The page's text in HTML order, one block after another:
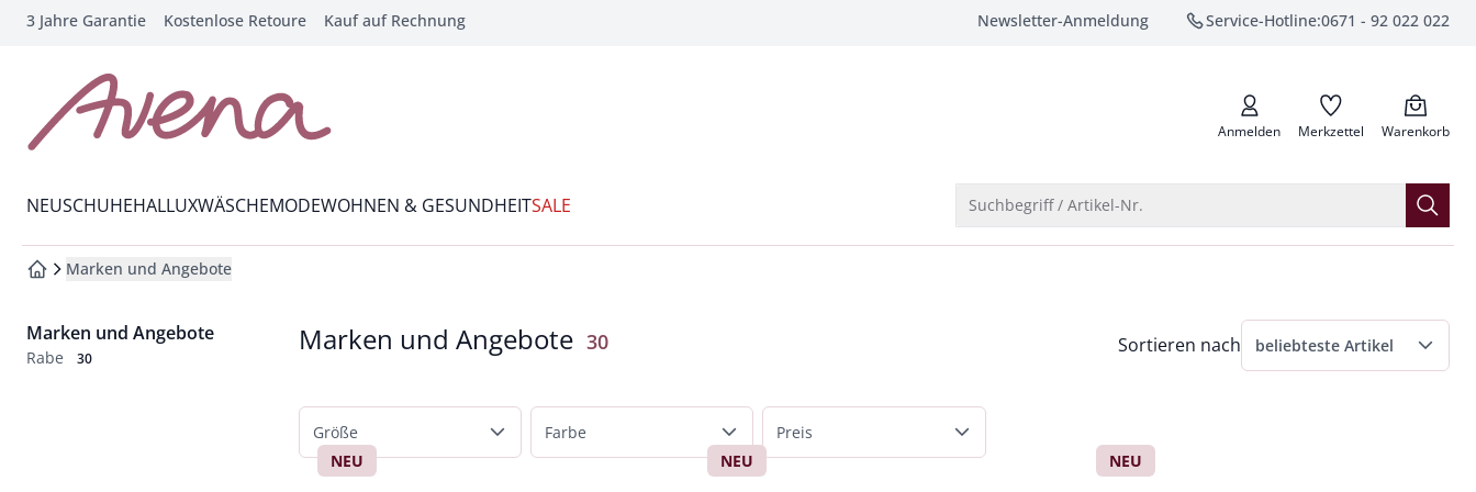
springen
springen
springen
springen
3 Jahre Garantie Kostenlose Retoure Kauf auf Rechnung Newsletter-Anmeldung Service-Hotline:0671 - 92 022 022
anrufen
zur Startseite Anmelden Merkzettel Warenkorb
Wechsel in das Menü mit Pfeil-Runter Taste
NEUSCHUHEHALLUXWÄSCHEMODEWOHNEN & GESUNDHEITSALE Suchbegriff / Artikel-Nr.
zur Startseite
Marken und Angebote
Marken und Angebote
Rabe 30
Marken und Angebote Ergebnisse
30 Menü Sortierung: beliebteste Artikel
Sortieren nach beliebteste Artikel
Größe
Normalgrößen
Farbe Preis
NEU NEU NEU